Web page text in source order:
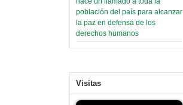
población del país para alcanzar
la paz en defensa de los
derechos humanos
Visitas